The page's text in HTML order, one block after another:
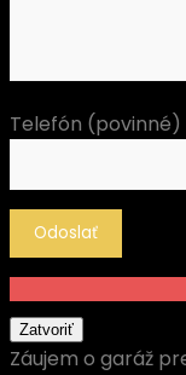
Telefón (povinné)
Zatvoriť
Záujem o garáž